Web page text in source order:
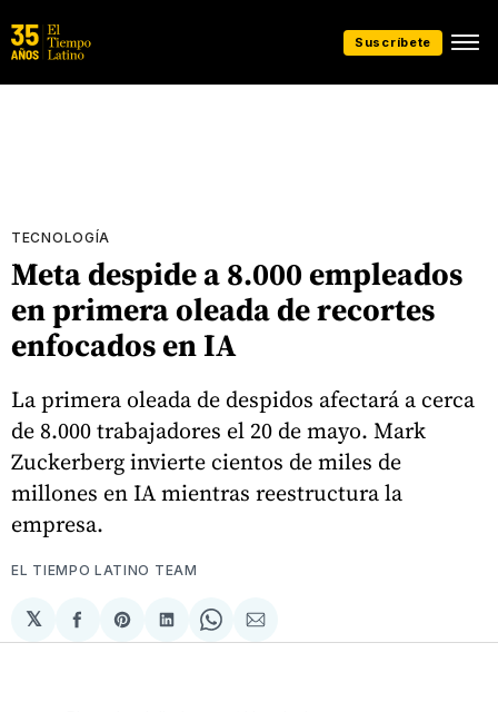
Suscríbete
TECNOLOGÍA
Meta despide a 8.000 empleados
en primera oleada de recortes
enfocados en IA
La primera oleada de despidos afectará a cerca
de 8.000 trabajadores el 20 de mayo. Mark
Zuckerberg invierte cientos de miles de
millones en IA mientras reestructura la
empresa.
EL TIEMPO LATINO TEAM
𝕏
Compartir
en
Share
on
Compartir
en
Share
on
Compartir
via